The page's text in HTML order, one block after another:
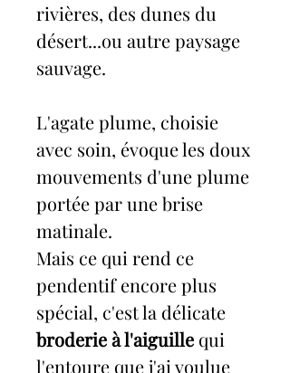
rivières, des dunes du
désert...ou autre paysage
sauvage.
L'agate plume, choisie
avec soin, évoque les doux
mouvements d'une plume
portée par une brise
matinale.
Mais ce qui rend ce
pendentif encore plus
spécial, c'est la délicate
broderie à l'aiguille qui
l'entoure que j'ai voulue